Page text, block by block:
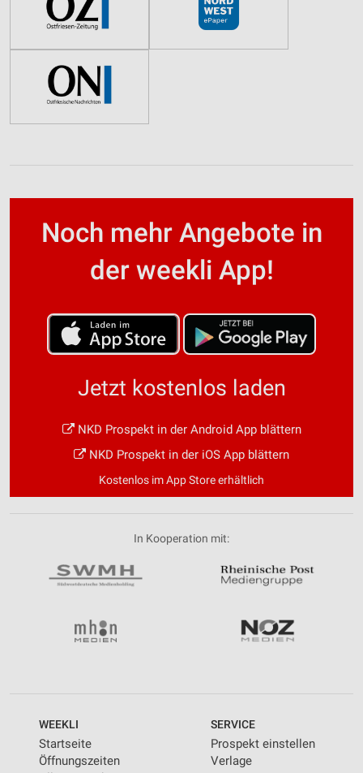
Noch mehr Angebote in
der weekli App!
Jetzt kostenlos laden
NKD Prospekt in der Android App blättern
NKD Prospekt in der iOS App blättern
Kostenlos im App Store erhältlich
In Kooperation mit:
WEEKLI
Startseite
Öffnungszeiten
SERVICE
Prospekt einstellen
Verlage